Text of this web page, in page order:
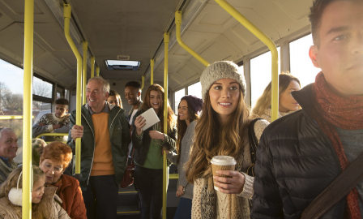
Teilnehmer
Tarifbestimmungen Beförderungsbedingungen
Die Verkehrsunternehmen
Die Aufgabenträger